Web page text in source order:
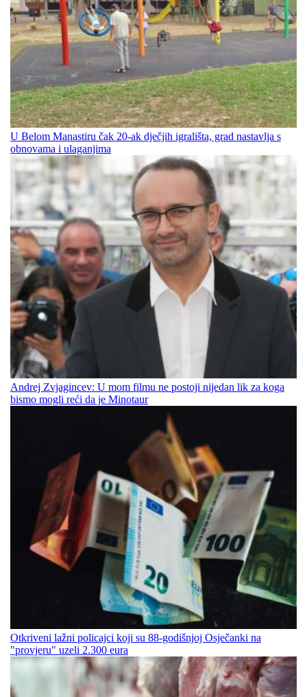
U Belom Manastiru čak 20-ak dječjih igrališta, grad nastavlja s
obnovama i ulaganjima
Andrej Zvjagincev: U mom filmu ne postoji nijedan lik za koga
bismo mogli reći da je Minotaur
Otkriveni lažni policajci koji su 88-godišnjoj Osječanki na
"provjeru" uzeli 2.300 eura